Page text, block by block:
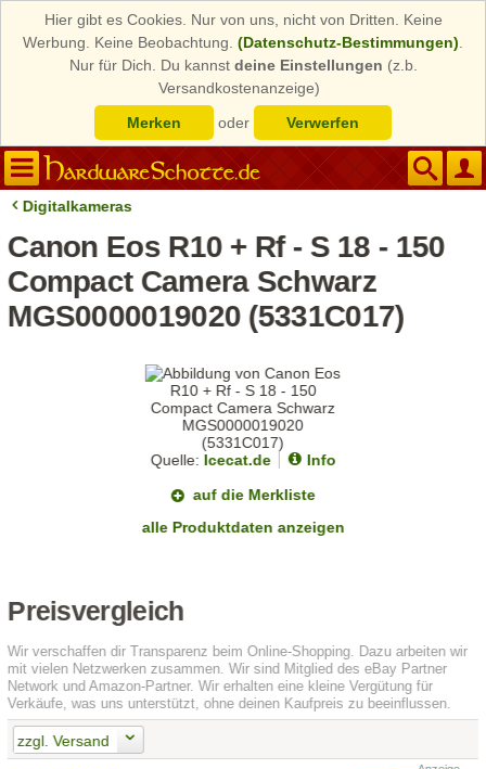
Hier gibt es Cookies. Nur von uns, nicht von Dritten. Keine
Werbung. Keine Beobachtung. (Datenschutz-Bestimmungen)
Nur für Dich. Du kannst deine Einstellungen (z.b.
Versandkostenanzeige)
Merken
oder Verwerfen
Digitalkameras
Canon Eos R10 + Rf - S 18 - 150
Compact Camera Schwarz
MGS0000019020 (5331C017)
Quelle: Icecat.de
Info
auf die Merkliste
alle Produktdaten anzeigen
Preisvergleich
Wir verschaffen dir Transparenz beim Online-Shopping. Dazu arbeiten wir
mit vielen Netzwerken zusammen. Wir sind Mitglied des eBay Partner
Network und Amazon-Partner. Wir erhalten eine kleine Vergütung für
Verkäufe, was uns unterstützt, ohne deinen Kaufpreis zu beeinflussen.
zzgl. Versand